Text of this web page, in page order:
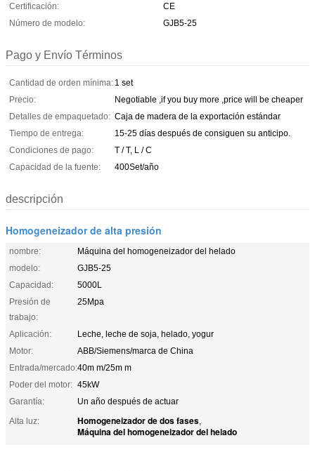
Certificación:
CE
Número de modelo:
GJB5-25
Pago y Envío Términos
Cantidad de orden mínima: 1 set
Precio:
Negotiable ,if you buy more ,price will be cheaper
Detalles de empaquetado: Caja de madera de la exportación estándar
Tiempo de entrega:
15-25 días después de consiguen su anticipo.
Condiciones de pago:
T / T, L / C
Capacidad de la fuente:
400Set/año
descripción
Homogeneizador de alta presión
nombre:
Máquina del homogeneizador del helado
modelo:
GJB5-25
Capacidad:
5000L
Presión de
trabajo:
25Mpa
Aplicación:
Leche, leche de soja, helado, yogur
Motor:
ABB/Siemens/marca de China
Entrada/mercado:40m m/25m m
Poder del motor: 45kW
Garantía:
Un año después de actuar
Alta luz:
Homogeneizador de dos fases,
Máquina del homogeneizador del helado